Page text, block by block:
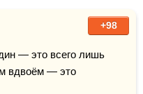
+98
— это всего лишь
вдвоём — это